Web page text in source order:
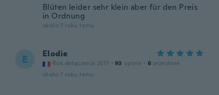
Blüten leider sehr klein aber für den Preis
in Ordnung
około 7 roku temu
E Elodie
Rok dołączenia 2017 · 93 opinie · 6 przesłane
około 7 roku temu